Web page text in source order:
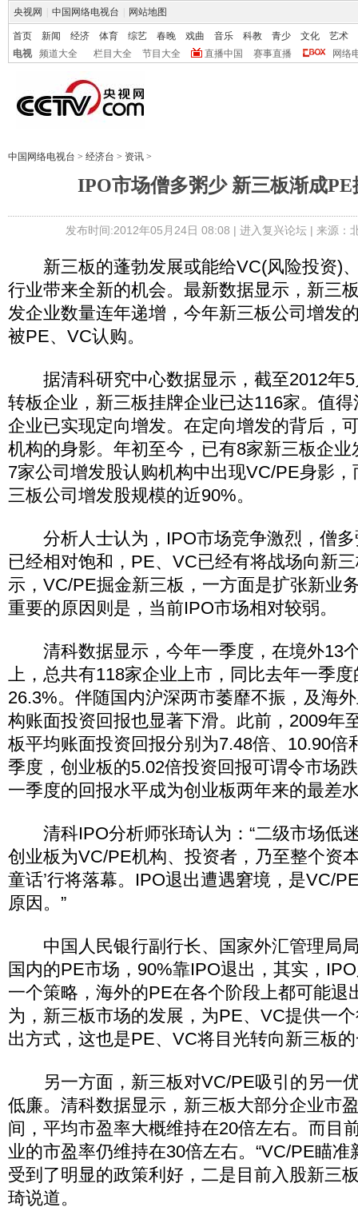
央视网 中国网络电视台 网站地图
首页 新闻 经济 体育 综艺 春晚 戏曲 音乐 科教 青少 文化
艺术
电视
频道大全 栏目大全 节目大全 直播中国 赛事直播 网络
中国网络电视台 > 经济台 > 资讯 >
IPO市场僧多粥少 新三板渐成PE
发布时间:2012年05月24日 08:08 | 进入复兴论坛| 来源：
新三板的蓬勃发展或能给VC(风险投资)
行业带来全新的机会。最新数据显示，新三
发企业数量连年递增，今年新三板公司增发
被PE、VC认购。
据清科研究中心数据显示，截至2012年5
转板企业，新三板挂牌企业已达116家。值
企业已实现定向增发。在定向增发的背后，
机构的身影。年初至今，已有8家新三板企
7家公司增发股认购机构中出现VC/PE身影
三板公司增发股规模的近90%。
分析人士认为，IPO市场竞争激烈，僧多
已经相对饱和，PE、VC已经有将战场向新
示，VC/PE掘金新三板，一方面是扩张新业
重要的原因则是，当前IPO市场相对较弱。
清科数据显示，今年一季度，在境外13
上，总共有118家企业上市，同比去年一季
26.3%。伴随国内沪深两市萎靡不振，及海
构账面投资回报也显著下滑。此前，2009年
板平均账面投资回报分别为7.48倍、10.90倍
季度，创业板的5.02倍投资回报可谓令市场
一季度的回报水平成为创业板两年来的最差
清科IPO分析师张琦认为：“二级市场低
创业板为VC/PE机构、投资者，乃至整个资
童话’行将落幕。IPO退出遭遇窘境，是VC/
原因。”
中国人民银行副行长、国家外汇管理局
国内的PE市场，90%靠IPO退出，其实，
一个策略，海外的PE在各个阶段上都可能退
为，新三板市场的发展，为PE、VC提供一
出方式，这也是PE、VC将目光转向新三板
另一方面，新三板对VC/PE吸引的另一
低廉。清科数据显示，新三板大部分企业市
间，平均市盈率大概维持在20倍左右。而目
业的市盈率仍维持在30倍左右。“VC/PE瞄
受到了明显的政策利好，二是目前入股新三
琦说道。